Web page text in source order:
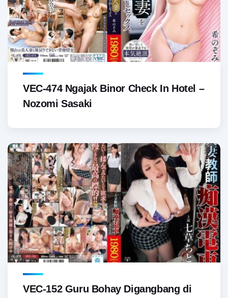
VEC-474 Ngajak Binor Check In Hotel –
Nozomi Sasaki
VEC-152 Guru Bohay Digangbang di